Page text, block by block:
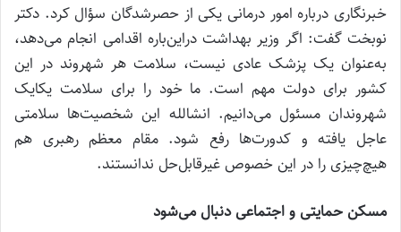
خبرنگاری درباره امور درمانی یکی از حصرشدگان سؤال کرد. دکتر
نوبخت گفت: اگر وزیر بهداشت دراین‌باره اقدامی انجام می‌دهد،
به‌عنوان یک پزشک عادی نیست، سلامت هر شهروند در این
کشور برای دولت مهم است. ما خود را برای سلامت یکایک
شهروندان مسئول می‌دانیم. انشالله این شخصیت‌ها سلامتی
عاجل یافته و کدورت‌ها رفع شود. مقام معظم رهبری هم
هیچ‌چیزی را در این خصوص غیرقابل‌حل ندانستند.
مسکن حمایتی و اجتماعی دنبال می‌شود